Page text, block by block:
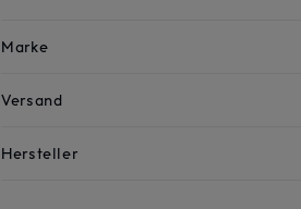
Marke
Versand
Hersteller